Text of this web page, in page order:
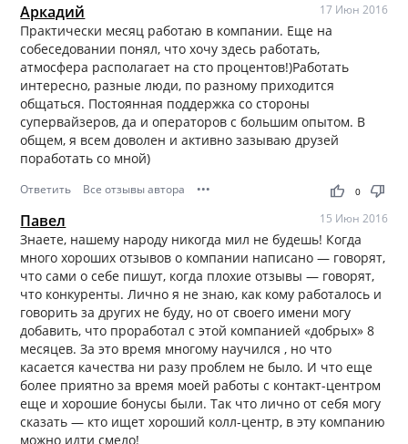
Аркадий 17 Июн 2016
Практически месяц работаю в компании. Еще на
собеседовании понял, что хочу здесь работать,
атмосфера располагает на сто процентов!)Работать
интересно, разные люди, по разному приходится
общаться. Постоянная поддержка со стороны
супервайзеров, да и операторов с большим опытом. В
общем, я всем доволен и активно зазываю друзей
поработать со мной)
Ответить Все отзывы автора ••• thumb_up thumb_down
0
Павел 15 Июн 2016
Знаете, нашему народу никогда мил не будешь! Когда
много хороших отзывов о компании написано — говорят,
что сами о себе пишут, когда плохие отзывы — говорят,
что конкуренты. Лично я не знаю, как кому работалось и
говорить за других не буду, но от своего имени могу
добавить, что проработал с этой компанией «добрых» 8
месяцев. За это время многому научился , но что
касается качества ни разу проблем не было. И что еще
более приятно за время моей работы с контакт-центром
еще и хорошие бонусы были. Так что лично от себя могу
сказать — кто ищет хороший колл-центр, в эту компанию
можно идти смело!